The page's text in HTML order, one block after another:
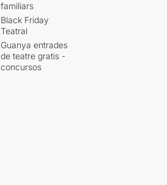
familiars
Black Friday
Teatral
Guanya entrades
de teatre gratis -
concursos